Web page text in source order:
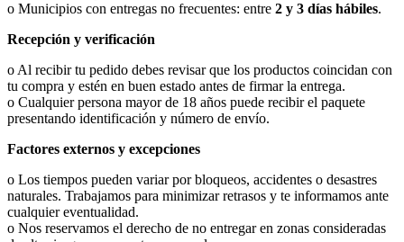
o Municipios con entregas no frecuentes: entre 2 y 3 días hábiles.
Recepción y verificación
o Al recibir tu pedido debes revisar que los productos coincidan con
tu compra y estén en buen estado antes de firmar la entrega.
o Cualquier persona mayor de 18 años puede recibir el paquete
presentando identificación y número de envío.
Factores externos y excepciones
o Los tiempos pueden variar por bloqueos, accidentes o desastres
naturales. Trabajamos para minimizar retrasos y te informamos ante
cualquier eventualidad.
o Nos reservamos el derecho de no entregar en zonas consideradas